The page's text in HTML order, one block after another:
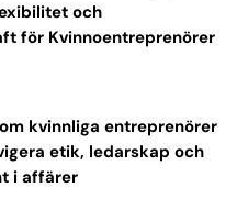
och
för Kvinnoentreprenörer
kvinnliga entreprenörer
etik, ledarskap och
i affärer